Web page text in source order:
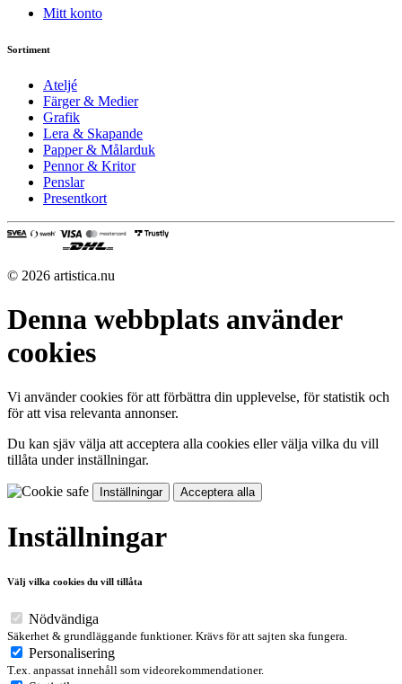
Mitt konto
Sortiment
Ateljé
Färger & Medier
Grafik
Lera & Skapande
Papper & Målarduk
Pennor & Kritor
Penslar
Presentkort
© 2026 artistica.nu
Denna webbplats använder
cookies
Vi använder cookies för att förbättra din upplevelse, för statistik och
för att visa relevanta annonser.
Du kan sjäv välja att acceptera alla cookies eller välja vilka du vill
tillåta under inställningar.
Inställningar Acceptera alla
Inställningar
Välj vilka cookies du vill tillåta
Nödvändiga
Säkerhet & grundläggande funktioner. Krävs för att sajten ska fungera.
Personalisering
T.ex. anpassat innehåll som videorekommendationer.